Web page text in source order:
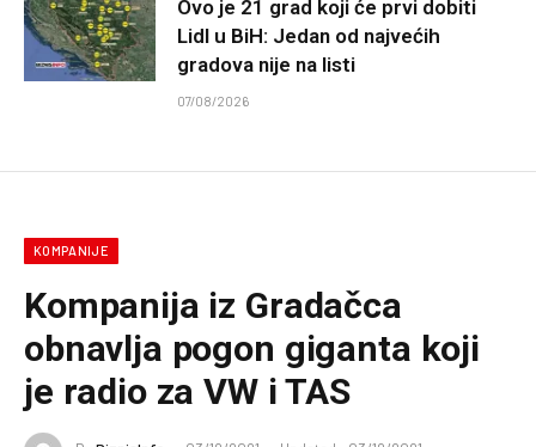
Ovo je 21 grad koji će prvi dobiti
Lidl u BiH: Jedan od najvećih
gradova nije na listi
07/08/2026
KOMPANIJE
Kompanija iz Gradačca
obnavlja pogon giganta koji
je radio za VW i TAS